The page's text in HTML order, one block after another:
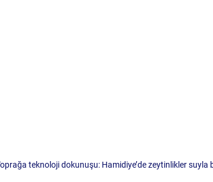
teknoloji dokunuşu: Hamidiye’de zeytinlikler suyla